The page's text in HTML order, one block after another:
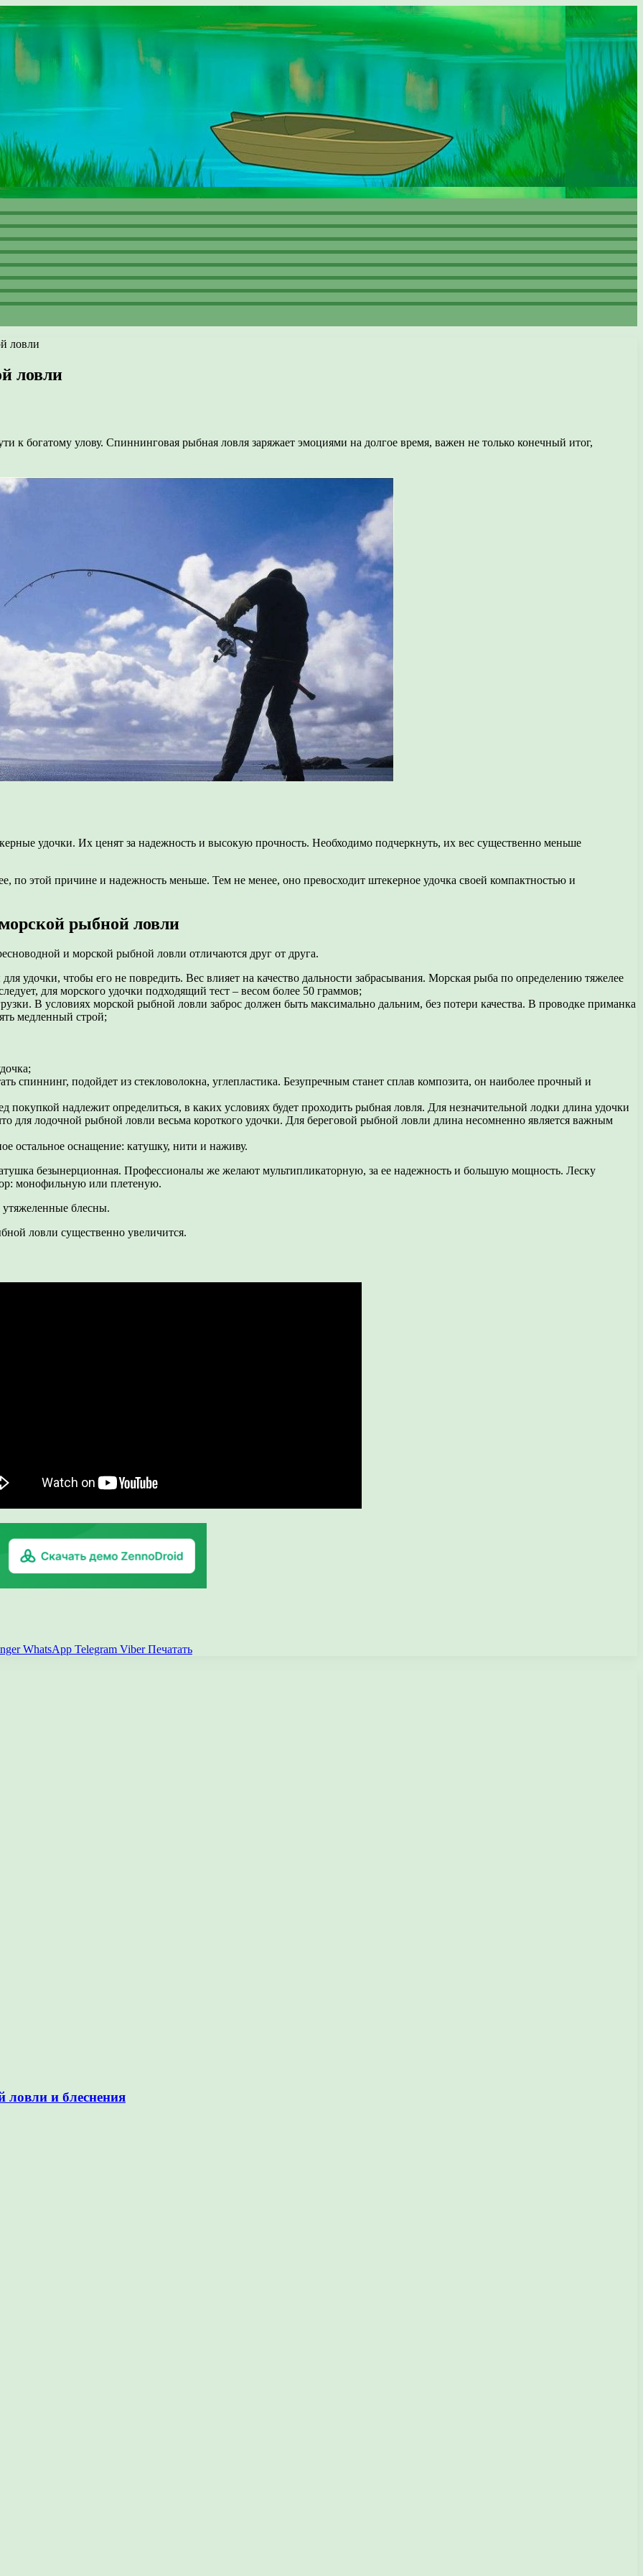
ловли
ловли
к богатому улову. Спиннинговая рыбная ловля заряжает эмоциями на долгое время, важен не только конечный итог,
удочки. Их ценят за надежность и высокую прочность. Необходимо подчеркнуть, их вес существенно меньше
по этой причине и надежность меньше. Тем не менее, оно превосходит штекерное удочка своей компактностью и
рыбной ловли
и морской рыбной ловли отличаются друг от друга.
удочки, чтобы его не повредить. Вес влияет на качество дальности забрасывания. Морская рыба по определению тяжелее
для морского удочки подходящий тест – весом более 50 граммов;
В условиях морской рыбной ловли заброс должен быть максимально дальним, без потери качества. В проводке приманка
медленный строй;
спиннинг, подойдет из стекловолокна, углепластика. Безупречным станет сплав композита, он наиболее прочный и
надлежит определиться, в каких условиях будет проходить рыбная ловля. Для незначительной лодки длина удочки
для лодочной рыбной ловли весьма короткого удочки. Для береговой рыбной ловли длина несомненно является важным
остальное оснащение: катушку, нити и наживу.
безынерционная. Профессионалы же желают мультипликаторную, за ее надежность и большую мощность. Леску
монофильную или плетеную.
блесны.
ловли существенно увеличится.
WhatsApp Telegram Viber Печатать
ловли и блеснения